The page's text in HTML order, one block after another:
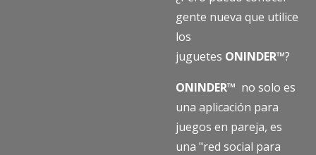
gente nueva que utilice
los
juguetes ONINDER™?
ONINDER™ no solo es
una aplicación para
juegos en pareja, es
una "red social para